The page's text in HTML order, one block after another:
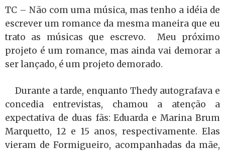
TC – Não com uma música, mas tenho a idéia de
escrever um romance da mesma maneira que eu
trato as músicas que escrevo.
Meu próximo
projeto é um romance, mas ainda vai demorar a
ser lançado, é um projeto demorado.
Durante a tarde, enquanto Thedy autografava e
concedia entrevistas, chamou a atenção a
expectativa de duas fãs: Eduarda e Marina Brum
Marquetto, 12 e 15 anos, respectivamente. Elas
vieram de Formigueiro, acompanhadas da mãe,